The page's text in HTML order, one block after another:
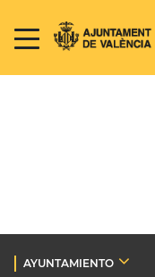
AYUNTAMIENTO